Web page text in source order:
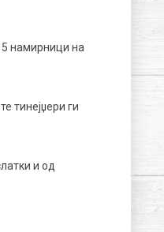
5 намирници на
тинејџери ги
и од